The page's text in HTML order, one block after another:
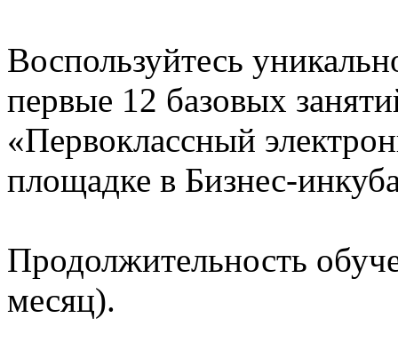
Воспользуйтесь
первые 12 базовых
«Первоклассный
площадке в Бизнес-
Продолжительность
месяц).